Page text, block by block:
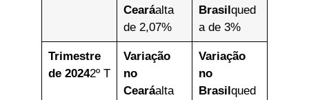
Cearáalta
de 2,07%
Brasilqued
a de 3%
Trimestre
de 20242º T
Variação
no
Cearáalta
Variação
no
Brasilqued